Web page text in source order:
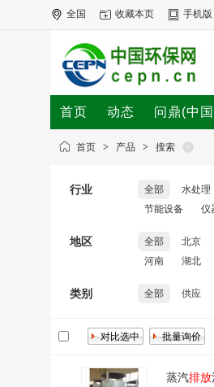
全国 收藏本页 手机版
首页 动态 问鼎(中
首页 > 产品 > 搜索
行业 全部 水处理
节能设备
仪
地区 全部 北京
河南
湖北
类别 全部 供应
蒸汽排放